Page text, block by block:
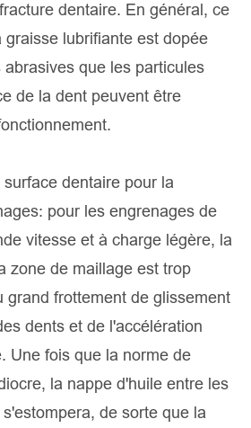
dentaire. En général, ce
graisse lubrifiante est dopée
que les particules
de la dent peuvent être
dentaire pour la
pour les engrenages de
vitesse et à charge légère, la
zone de maillage est trop
grand frottement de glissement
dents et de l'accélération
Une fois que la norme de
la nappe d'huile entre les
de sorte que la